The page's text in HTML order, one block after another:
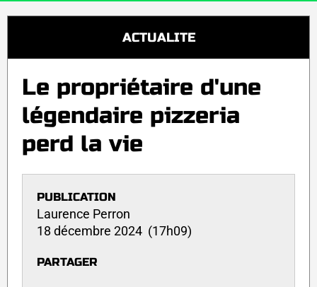
ACTUALITE
Le propriétaire d'une
légendaire pizzeria
perd la vie
PUBLICATION
Laurence Perron
18 décembre 2024 (17h09)
PARTAGER